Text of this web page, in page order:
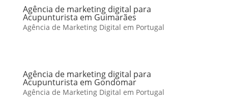
Agência de marketing digital para
Acupunturista em Guimarães
Agência de Marketing Digital em Portugal
Agência de marketing digital para
Acupunturista em Gondomar
Agência de Marketing Digital em Portugal